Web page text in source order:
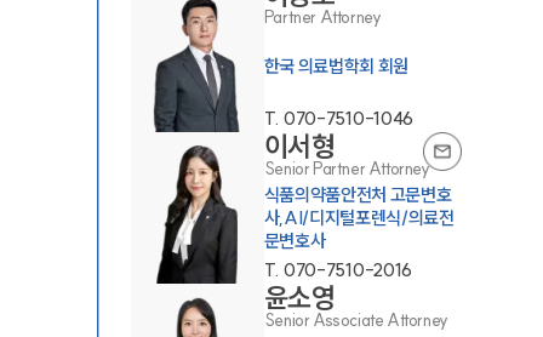
Partner Attorney
한국 의료법학회 회원
T. 070-7510-1046
이서형
Senior Partner Attorney
식품의약품안전처 고문변호
사,AI/디지털포렌식/의료전
문변호사
T. 070-7510-2016
윤소영
Senior Associate Attorney